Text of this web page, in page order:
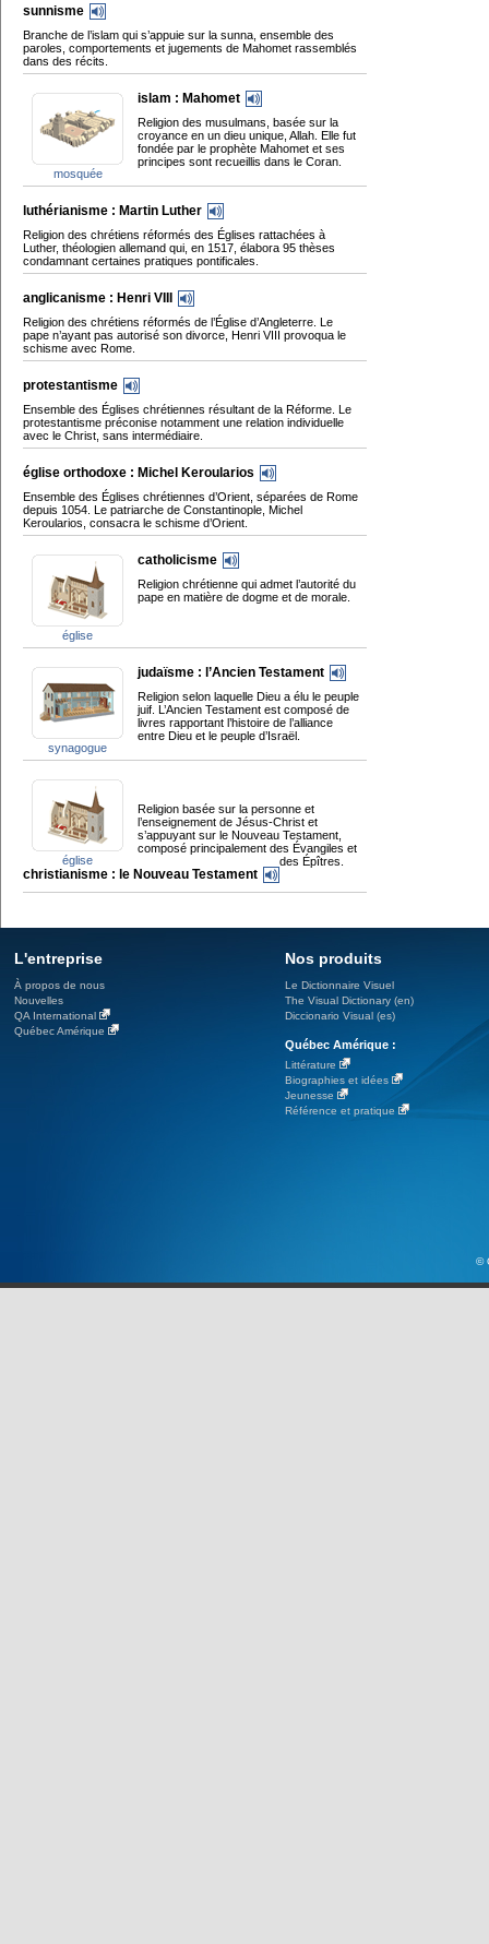
sunnisme
Branche de l’islam qui s’appuie sur la sunna, ensemble des
paroles, comportements et jugements de Mahomet rassemblés
dans des récits.
mosquée
islam : Mahomet
Religion des musulmans, basée sur la
croyance en un dieu unique, Allah. Elle fut
fondée par le prophète Mahomet et ses
principes sont recueillis dans le Coran.
luthérianisme : Martin Luther
Religion des chrétiens réformés des Églises rattachées à
Luther, théologien allemand qui, en 1517, élabora 95 thèses
condamnant certaines pratiques pontificales.
anglicanisme : Henri VIII
Religion des chrétiens réformés de l’Église d’Angleterre. Le
pape n’ayant pas autorisé son divorce, Henri VIII provoqua le
schisme avec Rome.
protestantisme
Ensemble des Églises chrétiennes résultant de la Réforme. Le
protestantisme préconise notamment une relation individuelle
avec le Christ, sans intermédiaire.
église orthodoxe : Michel Keroularios
Ensemble des Églises chrétiennes d’Orient, séparées de Rome
depuis 1054. Le patriarche de Constantinople, Michel
Keroularios, consacra le schisme d’Orient.
église
catholicisme
Religion chrétienne qui admet l’autorité du
pape en matière de dogme et de morale.
synagogue
judaïsme : l’Ancien Testament
Religion selon laquelle Dieu a élu le peuple
juif. L’Ancien Testament est composé de
livres rapportant l’histoire de l’alliance
entre Dieu et le peuple d’Israël.
église
christianisme : le Nouveau Testament
Religion basée sur la personne et
l’enseignement de Jésus-Christ et
s’appuyant sur le Nouveau Testament,
composé principalement des Évangiles et
des Épîtres.
L'entreprise
À propos de nous
Nouvelles
QA International
Québec Amérique
Nos produits
Le Dictionnaire Visuel
The Visual Dictionary (en)
Diccionario Visual (es)
Québec Amérique :
Littérature
Biographies et idées
Jeunesse
Référence et pratique
©